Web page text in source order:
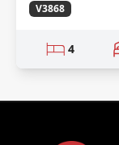
V3868
4